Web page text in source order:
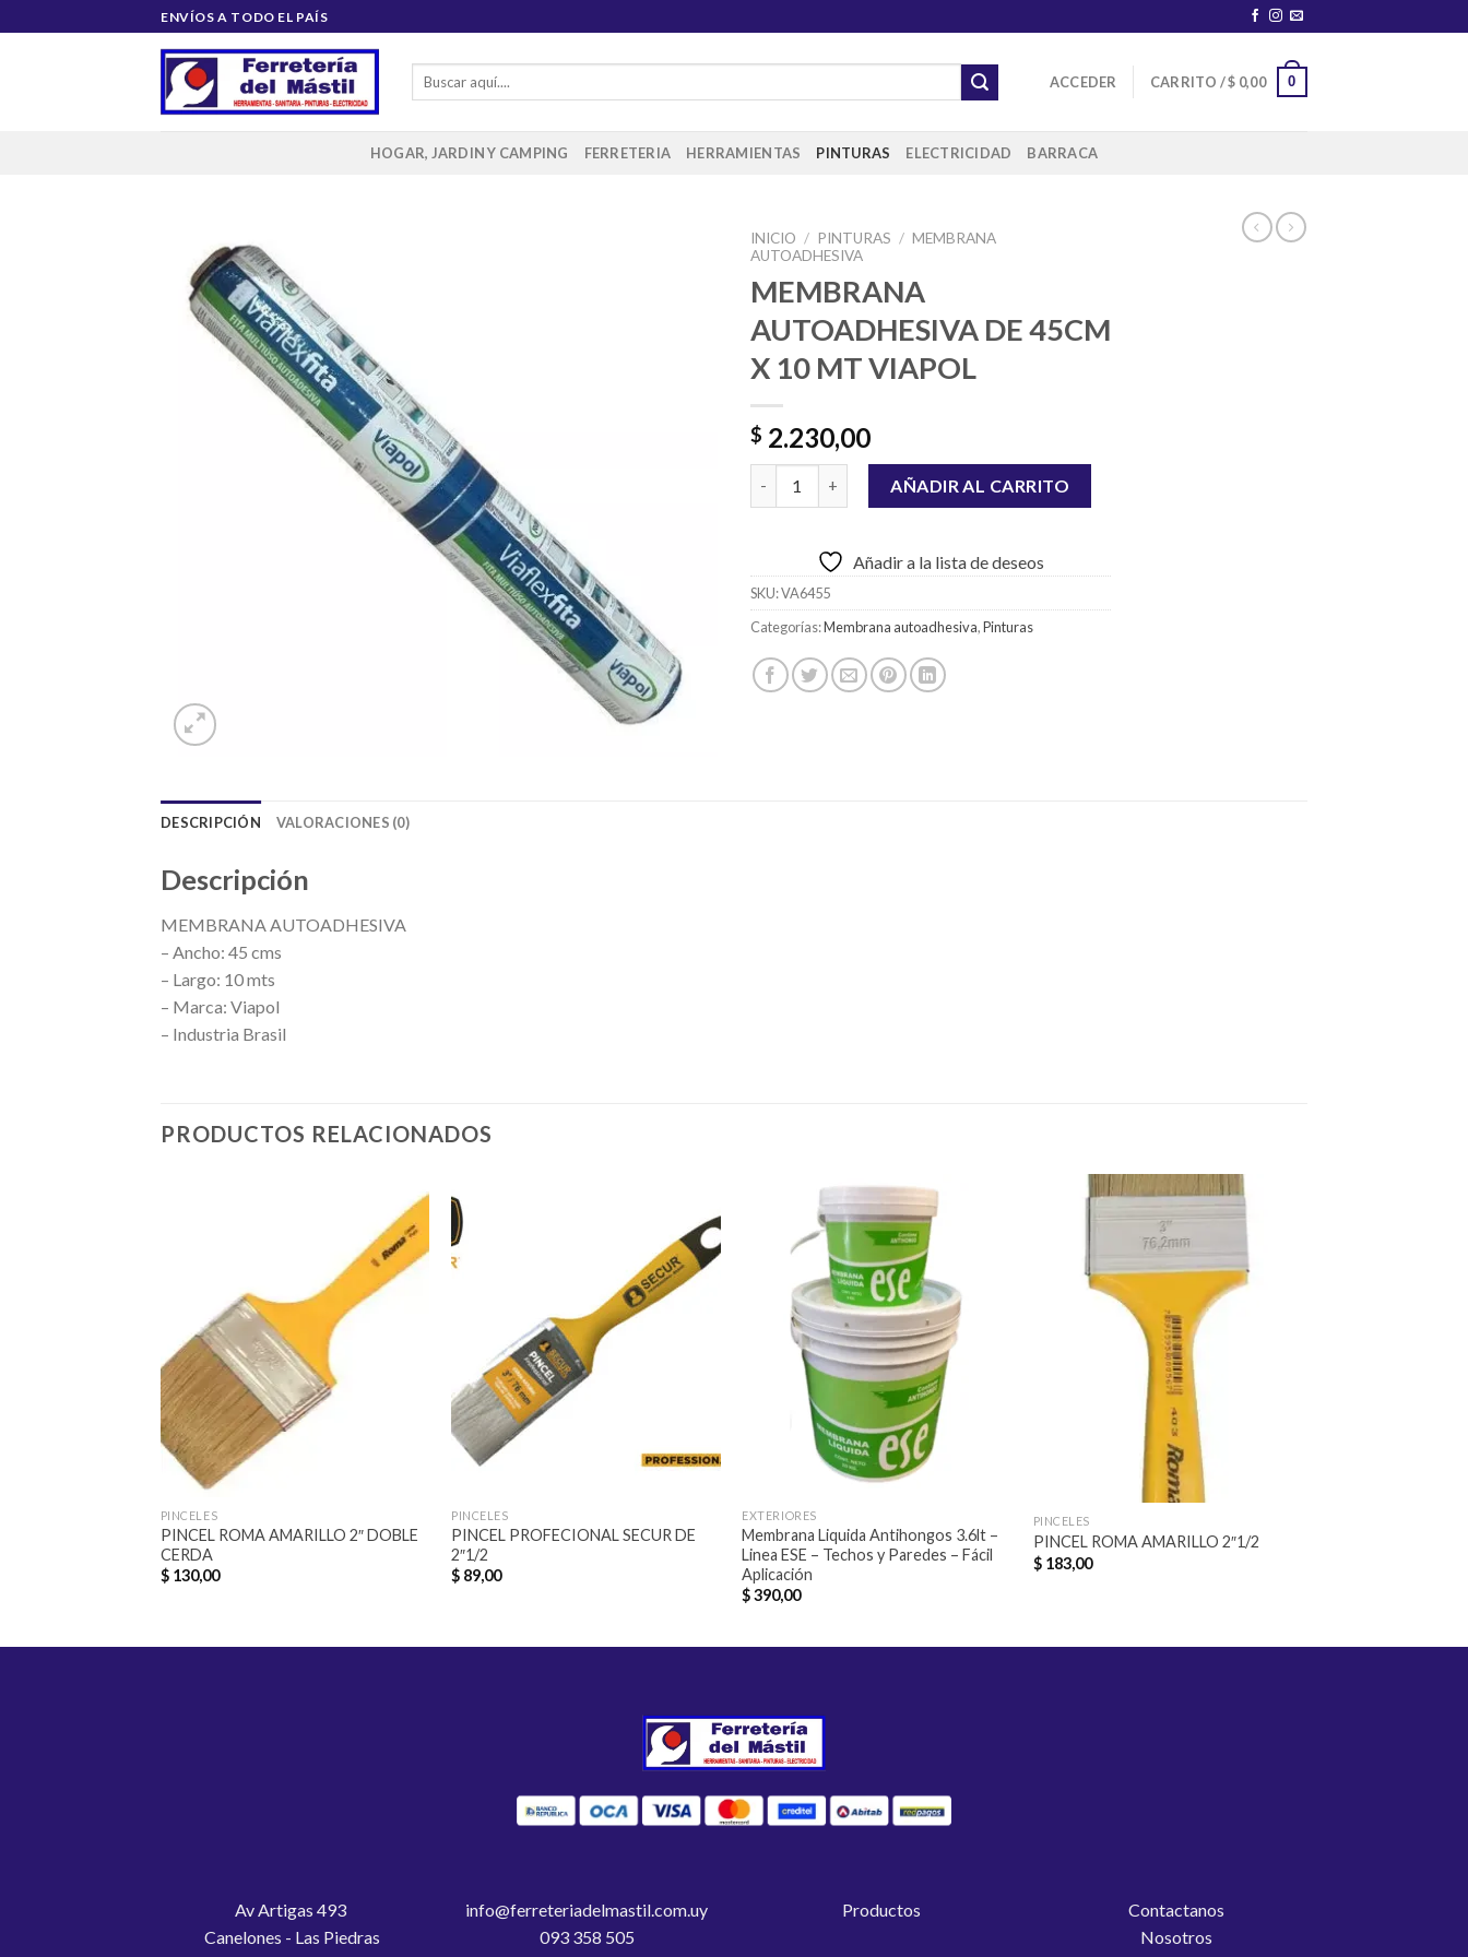
al
ENVÍOS A TODO EL PAÍS
Buscar
ACCEDER CARRITO /$ 0,00 0
HOGAR, JARDIN Y CAMPING FERRETERIA HERRAMIENTAS PINTURAS ELECTRICIDAD BARRACA
INICIO / PINTURAS / MEMBRANA
AUTOADHESIVA
MEMBRANA
AUTOADHESIVA DE 45CM
X 10 MT VIAPOL
$ 2.230,00
MEMBRANA AUTOADHESIVA DE 45CM X 10 MT VIAPOL cantidad
AÑADIR AL CARRITO
Añadir a la lista de deseos
SKU:VA6455
Categorías:Membrana autoadhesiva,Pinturas
DESCRIPCIÓN VALORACIONES (0)
Descripción
MEMBRANA AUTOADHESIVA
– Ancho: 45 cms
– Largo: 10 mts
– Marca: Viapol
– Industria Brasil
PRODUCTOS RELACIONADOS
Añadir
a la
PINCELES
PINCEL ROMA AMARILLO 2″ DOBLE
CERDA
$130,00
Añadir
a la
lista de
PINCELES
PINCEL PROFECIONAL SECUR DE
2″1/2
$ 89,00
lista de
deseos
EXTERIORES
Membrana Liquida Antihongos 3.6lt –
Linea ESE – Techos y Paredes – Fácil
Aplicación
$390,00
Añadir
PINCELES
PINCEL ROMA AMARILLO 2″1/2
$183,00
Av Artigas 493
Canelones - Las Piedras
info@ferreteriadelmastil.com.uy
093 358 505
Productos
Contactanos
Nosotros